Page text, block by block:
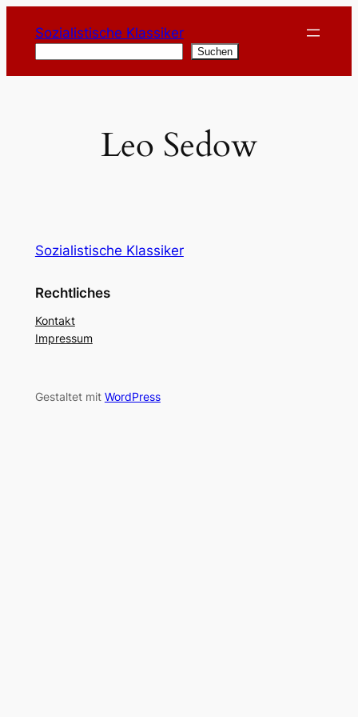
Inhalt
springen
Sozialistische Klassiker
Suchen
Leo Sedow
Sozialistische Klassiker
Rechtliches
Kontakt
Impressum
Gestaltet mit WordPress